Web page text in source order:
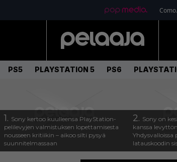
PS5 PLAYSTATION 5 PS6
1. Sony kertoo kuulleensa PlayStation-
pelilevyjen valmistuksen lopettamisesta
nousseen kritiikin – aikoo silti pysyä
suunnitelmassaan
2. Sony on
kanssa
Yhdysvalloissa
latauskoodin